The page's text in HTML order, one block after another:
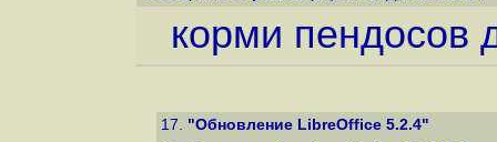
корми пендосов
17. "Обновление LibreOffice 5.2.4"